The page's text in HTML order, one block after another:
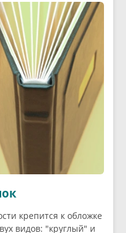
крепится к обложке
видов: "круглый" и